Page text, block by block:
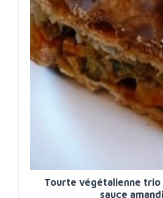
Tourte végétalienne trio
sauce